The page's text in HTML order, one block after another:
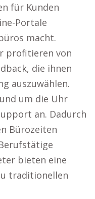
für Kunden
Portale
macht.
profitieren von
die ihnen
auszuwählen.
um die Uhr
an. Dadurch
Bürozeiten
bieten eine
traditionellen